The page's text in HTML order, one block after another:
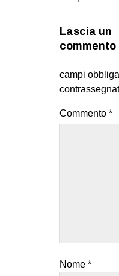
Lascia un
commento
campi
Commento *
Nome *